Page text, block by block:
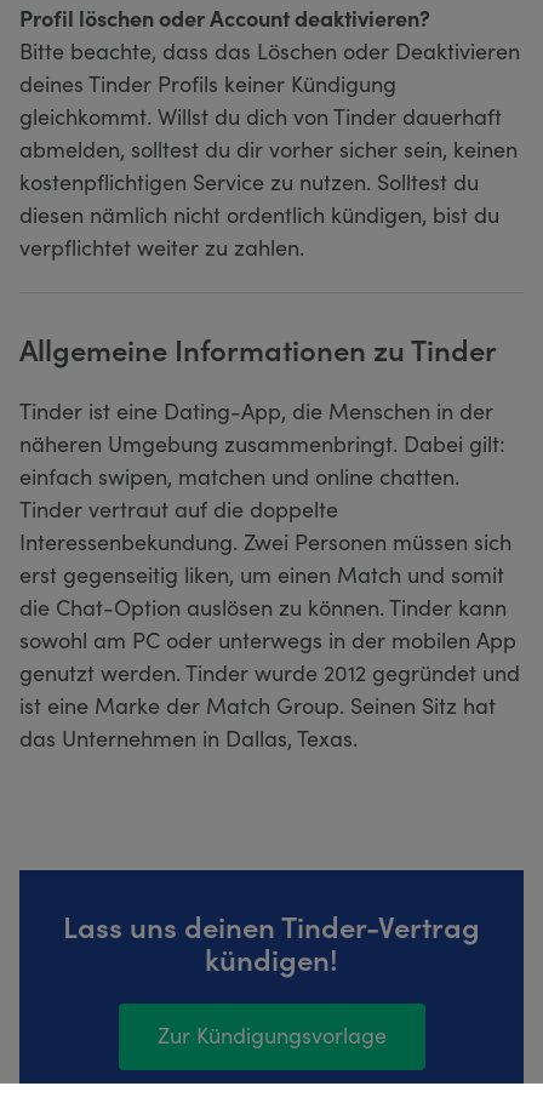
Profil löschen oder Account deaktivieren?
Bitte beachte, dass das Löschen oder Deaktivieren
deines Tinder Profils keiner Kündigung
gleichkommt. Willst du dich von Tinder dauerhaft
abmelden, solltest du dir vorher sicher sein, keinen
kostenpflichtigen Service zu nutzen. Solltest du
diesen nämlich nicht ordentlich kündigen, bist du
verpflichtet weiter zu zahlen.
Allgemeine Informationen zu Tinder
Tinder ist eine Dating-App, die Menschen in der
näheren Umgebung zusammenbringt. Dabei gilt:
einfach swipen, matchen und online chatten.
Tinder vertraut auf die doppelte
Interessenbekundung. Zwei Personen müssen sich
erst gegenseitig liken, um einen Match und somit
die Chat-Option auslösen zu können. Tinder kann
sowohl am PC oder unterwegs in der mobilen App
genutzt werden. Tinder wurde 2012 gegründet und
ist eine Marke der Match Group. Seinen Sitz hat
das Unternehmen in Dallas, Texas.
Lass uns deinen Tinder-Vertrag
kündigen!
Zur Kündigungsvorlage